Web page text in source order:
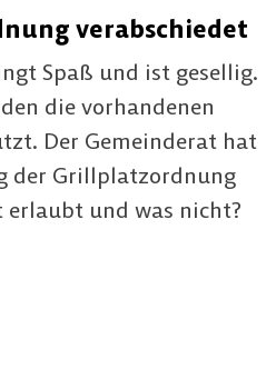
verabschiedet
Spaß und ist gesellig.
die vorhandenen
Der Gemeinderat hat
der Grillplatzordnung
erlaubt und was nicht?